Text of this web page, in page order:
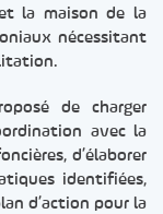
la maison de la
nécessitant
de charger
avec la
d’élaborer
identifiées,
d’action pour la